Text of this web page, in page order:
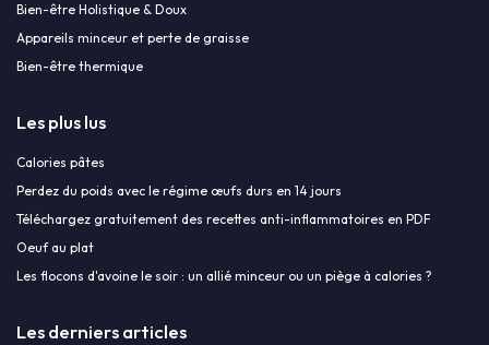
Bien-être Holistique & Doux
Appareils minceur et perte de graisse
Bien-être thermique
Les plus lus
Calories pâtes
Perdez du poids avec le régime œufs durs en 14 jours
Téléchargez gratuitement des recettes anti-inflammatoires en PDF
Oeuf au plat
Les flocons d'avoine le soir : un allié minceur ou un piège à calories ?
Les derniers articles